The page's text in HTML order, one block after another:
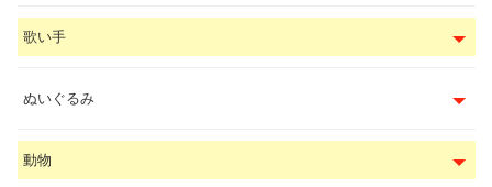
歌い手
ぬいぐるみ
動物